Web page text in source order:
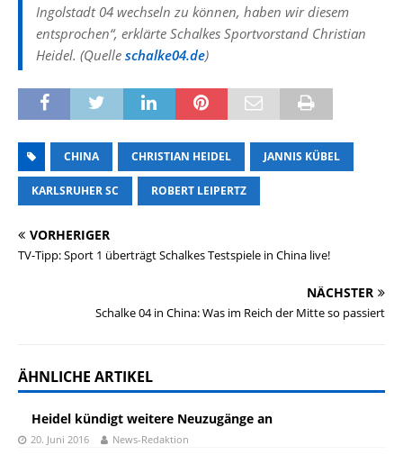
Ingolstadt 04 wechseln zu können, haben wir diesem
entsprochen“, erklärte Schalkes Sportvorstand Christian
Heidel. (Quelle schalke04.de)
CHINA CHRISTIAN HEIDEL JANNIS KÜBEL
KARLSRUHER SC ROBERT LEIPERTZ
VORHERIGER
TV-Tipp: Sport 1 überträgt Schalkes Testspiele in China live!
NÄCHSTER
Schalke 04 in China: Was im Reich der Mitte so passiert
ÄHNLICHE ARTIKEL
Heidel kündigt weitere Neuzugänge an
20. Juni 2016 News-Redaktion